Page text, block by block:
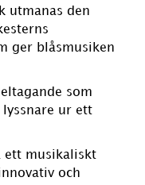
utmanas den
ger blåsmusiken
som
ur ett
ett musikaliskt
och